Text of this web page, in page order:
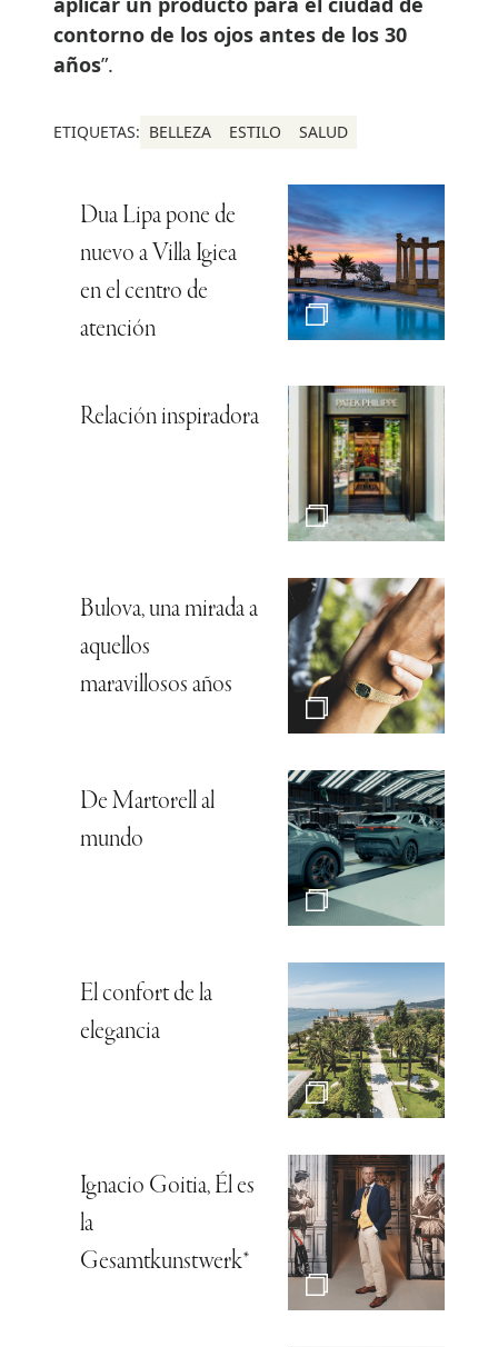
contorno de los ojos antes de los 30
años”.
ETIQUETAS: BELLEZA ESTILO SALUD
Dua Lipa pone de
nuevo a Villa Igiea
en el centro de
atención
Relación inspiradora
Bulova, una mirada a
aquellos
maravillosos años
De Martorell al
mundo
El confort de la
elegancia
Ignacio Goitia, Él es
la
Gesamtkunstwerk*